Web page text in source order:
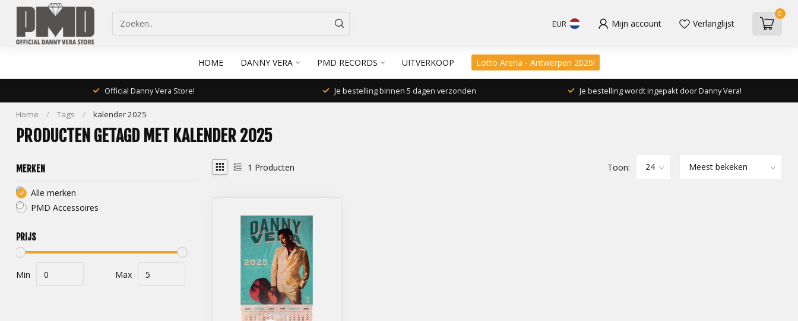
EUR Mijn account Verlanglijst
0
HOME DANNY VERA PMD RECORDS UITVERKOOP Lotto Arena - Antwerpen 2026!
Official Danny Vera Store! Je bestelling binnen 5 dagen verzonden Je bestelling wordt ingepakt door Danny Vera!
Home / Tags / kalender 2025
PRODUCTEN GETAGD MET KALENDER 2025
MERKEN
Alle merken
PMD Accessoires
PRIJS
Min Max
1 Producten Toon: